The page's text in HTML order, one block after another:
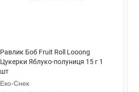
Равлик Боб Fruit Roll Looong
Цукерки Яблуко-полуниця 15 г 1
шт
Еко-Снек